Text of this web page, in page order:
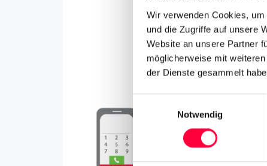
Wir verwenden Cookies,
und die Zugriffe auf unsere
Website an unsere Partner
möglicherweise mit
der Dienste gesammelt
Notwendig